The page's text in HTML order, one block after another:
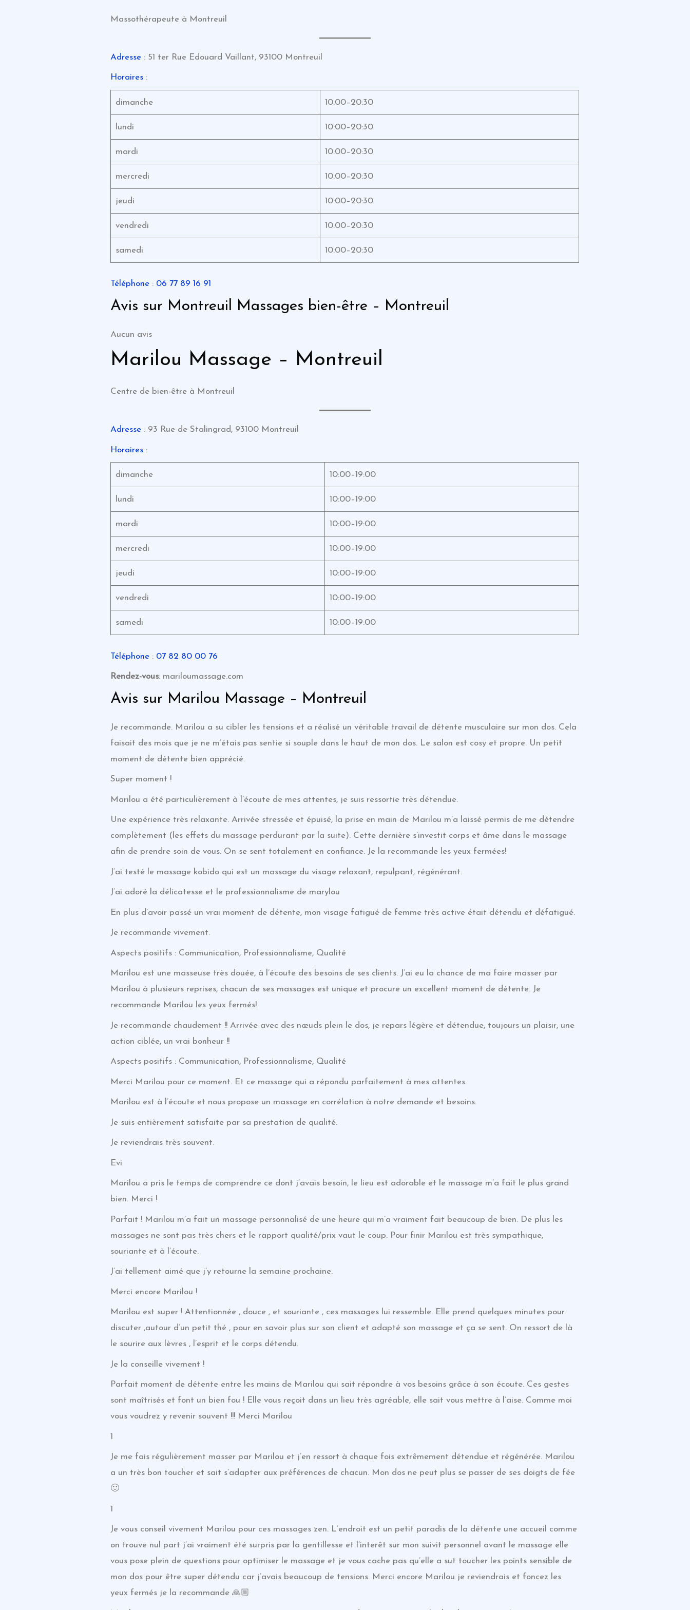
Massothérapeute à Montreuil
Adresse : 51 ter Rue Edouard Vaillant, 93100 Montreuil
Horaires :
dimanche 10:00–20:30
lundi 10:00–20:30
mardi 10:00–20:30
mercredi 10:00–20:30
jeudi 10:00–20:30
vendredi 10:00–20:30
samedi 10:00–20:30
Téléphone : 06 77 89 16 91
Avis sur Montreuil Massages bien-être – Montreuil
Aucun avis
Marilou Massage – Montreuil
Centre de bien-être à Montreuil
Adresse : 93 Rue de Stalingrad, 93100 Montreuil
Horaires :
dimanche 10:00–19:00
lundi 10:00–19:00
mardi 10:00–19:00
mercredi 10:00–19:00
jeudi 10:00–19:00
vendredi 10:00–19:00
samedi 10:00–19:00
Téléphone : 07 82 80 00 76
Rendez-vous: mariloumassage.com
Avis sur Marilou Massage – Montreuil
Je recommande. Marilou a su cibler les tensions et a réalisé un véritable travail de détente musculaire sur mon dos. Cela
faisait des mois que je ne m’étais pas sentie si souple dans le haut de mon dos. Le salon est cosy et propre. Un petit
moment de détente bien apprécié.
Super moment !
Marilou a été particulièrement à l’écoute de mes attentes, je suis ressortie très détendue.
Une expérience très relaxante. Arrivée stressée et épuisé, la prise en main de Marilou m’a laissé permis de me détendre
complètement (les effets du massage perdurant par la suite). Cette dernière s’investit corps et âme dans le massage
afin de prendre soin de vous. On se sent totalement en confiance. Je la recommande les yeux fermées!
J’ai testé le massage kobido qui est un massage du visage relaxant, repulpant, régénérant.
J’ai adoré la délicatesse et le professionnalisme de marylou
En plus d’avoir passé un vrai moment de détente, mon visage fatigué de femme très active était détendu et défatigué.
Je recommande vivement.
Aspects positifs : Communication, Professionnalisme, Qualité
Marilou est une masseuse très douée, à l’écoute des besoins de ses clients. J’ai eu la chance de ma faire masser par
Marilou à plusieurs reprises, chacun de ses massages est unique et procure un excellent moment de détente. Je
recommande Marilou les yeux fermés!
Je recommande chaudement !! Arrivée avec des nœuds plein le dos, je repars légère et détendue, toujours un plaisir, une
action ciblée, un vrai bonheur !!
Aspects positifs : Communication, Professionnalisme, Qualité
Merci Marilou pour ce moment. Et ce massage qui a répondu parfaitement à mes attentes.
Marilou est à l’écoute et nous propose un massage en corrélation à notre demande et besoins.
Je suis entièrement satisfaite par sa prestation de qualité.
Je reviendrais très souvent.
Evi
Marilou a pris le temps de comprendre ce dont j’avais besoin, le lieu est adorable et le massage m’a fait le plus grand
bien. Merci !
Parfait ! Marilou m’a fait un massage personnalisé de une heure qui m’a vraiment fait beaucoup de bien. De plus les
massages ne sont pas très chers et le rapport qualité/prix vaut le coup. Pour finir Marilou est très sympathique,
souriante et à l’écoute.
J’ai tellement aimé que j’y retourne la semaine prochaine.
Merci encore Marilou !
Marilou est super ! Attentionnée , douce , et souriante , ces massages lui ressemble. Elle prend quelques minutes pour
discuter ,autour d’un petit thé , pour en savoir plus sur son client et adapté son massage et ça se sent. On ressort de là
le sourire aux lèvres , l’esprit et le corps détendu.
Je la conseille vivement !
Parfait moment de détente entre les mains de Marilou qui sait répondre à vos besoins grâce à son écoute. Ces gestes
sont maîtrisés et font un bien fou ! Elle vous reçoit dans un lieu très agréable, elle sait vous mettre à l’aise. Comme moi
vous voudrez y revenir souvent !!! Merci Marilou
1
Je me fais régulièrement masser par Marilou et j’en ressort à chaque fois extrêmement détendue et régénérée. Marilou
a un très bon toucher et sait s’adapter aux préférences de chacun. Mon dos ne peut plus se passer de ses doigts de fée
🙂
1
Je vous conseil vivement Marilou pour ces massages zen. L’endroit est un petit paradis de la détente une accueil comme
on trouve nul part j’ai vraiment été surpris par la gentillesse et l’interêt sur mon suivit personnel avant le massage elle
vous pose plein de questions pour optimiser le massage et je vous cache pas qu’elle a sut toucher les points sensible de
mon dos pour être super détendu car j’avais beaucoup de tensions. Merci encore Marilou je reviendrais et foncez les
yeux fermés je la recommande 🙏🏼